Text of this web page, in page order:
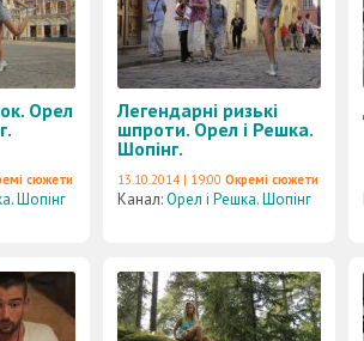
Орел
сюжети
Шопінг
Легендарні ризькі
шпроти. Орел і Решка.
Шопінг.
13.10.2014 | 19:00 Окремі сюжети
Канал:Орел і Решка. Шопінг